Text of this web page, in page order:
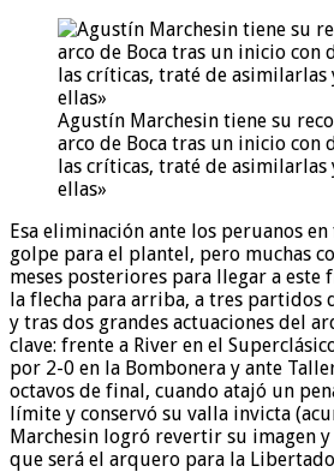
Agustín Marchesin tiene su
arco de Boca tras un inicio con
las críticas, traté de asimilarlas
ellas»
Esa eliminación ante los peruanos
golpe para el plantel, pero muchas
meses posteriores para llegar a este
la flecha para arriba, a tres partidos
y tras dos grandes actuaciones del
clave: frente a River en el
por 2-0 en la Bombonera y ante
octavos de final, cuando atajó un
límite y conservó su valla invicta
Marchesin logró revertir su imagen y
que será el arquero para la